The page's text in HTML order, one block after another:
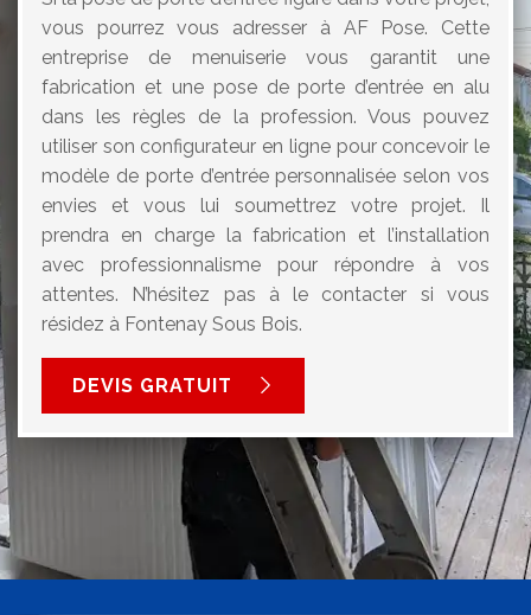
vous pourrez vous adresser à AF Pose. Cette
entreprise de menuiserie vous garantit une
fabrication et une pose de porte d’entrée en alu
dans les règles de la profession. Vous pouvez
utiliser son configurateur en ligne pour concevoir le
modèle de porte d’entrée personnalisée selon vos
envies et vous lui soumettrez votre projet. Il
prendra en charge la fabrication et l’installation
avec professionnalisme pour répondre à vos
attentes. N’hésitez pas à le contacter si vous
résidez à Fontenay Sous Bois.
DEVIS GRATUIT